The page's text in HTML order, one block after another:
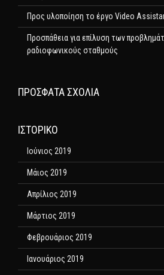
Προς υλοποίηση το έργο Video
Προσπάθεια για επίλυση των
ραδιοφωνικούς σταθμούς
ΠΡΌΣΦΑΤΑ ΣΧΌΛΙΑ
ΙΣΤΟΡΙΚΌ
Ιούνιος 2019
Μάιος 2019
Απρίλιος 2019
Μάρτιος 2019
Φεβρουάριος 2019
Ιανουάριος 2019